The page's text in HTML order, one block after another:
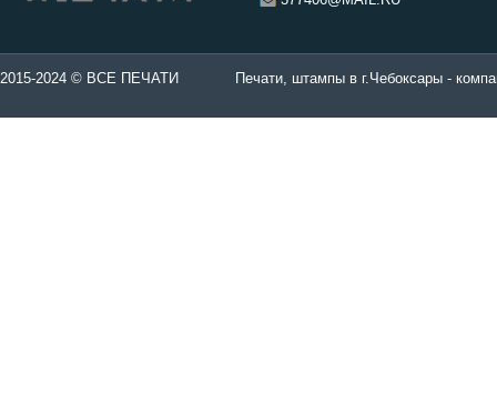
в Чебоксары. Печати, штампы в г.Чебоксары -
2015-2024 © ВСЕ ПЕЧАТИ